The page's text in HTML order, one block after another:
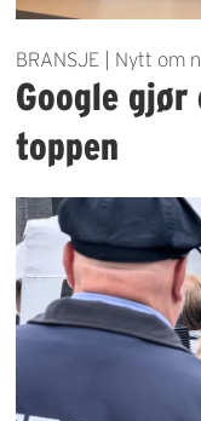
BRANSJE | Nytt om
Google
toppen